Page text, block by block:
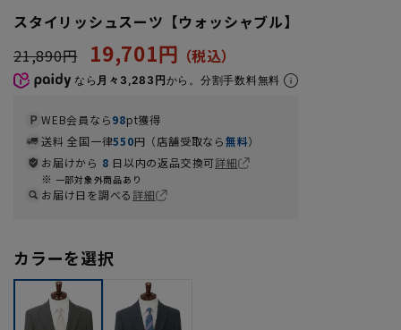
スタイリッシュスーツ【ウォッシャブル】
21,890円
19,701円
なら 月々3,283円から。分割手数料無料
WEB会員なら98pt獲得
送料 全国一律550円（店舗受取なら無料）
お届けから 8 日以内の返品交換可詳細
一部対象外商品あり
お届け日を調べる詳細
カラーを選択